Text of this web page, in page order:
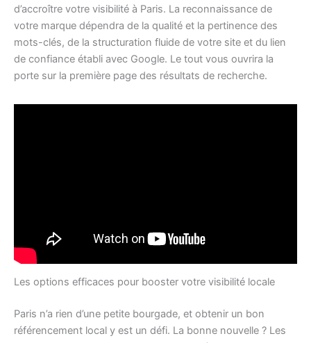
d’accroître votre visibilité à Paris. La reconnaissance de
votre marque dépendra de la qualité et la pertinence des
mots-clés, de la structuration fluide de votre site et du lien
de confiance établi avec Google. Le tout vous ouvrira la
porte sur la première page des résultats de recherche.
Les options efficaces pour booster votre visibilité locale
Paris n’a rien d’une petite bourgade, et obtenir un bon
référencement local y est un défi. La bonne nouvelle ? Les